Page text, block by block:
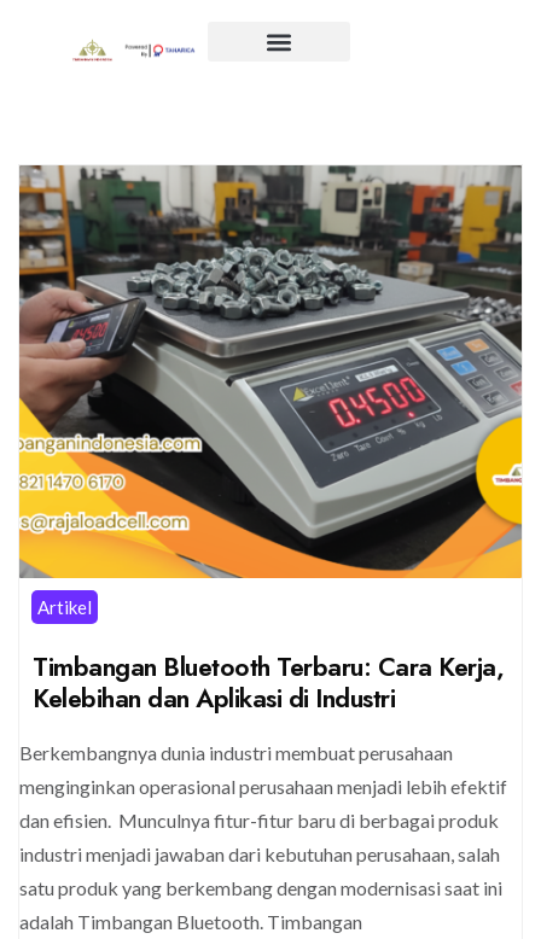
Artikel
Timbangan Bluetooth Terbaru: Cara Kerja,
Kelebihan dan Aplikasi di Industri
Berkembangnya dunia industri membuat perusahaan
menginginkan operasional perusahaan menjadi lebih efektif
dan efisien. Munculnya fitur-fitur baru di berbagai produk
industri menjadi jawaban dari kebutuhan perusahaan, salah
satu produk yang berkembang dengan modernisasi saat ini
adalah Timbangan Bluetooth. Timbangan